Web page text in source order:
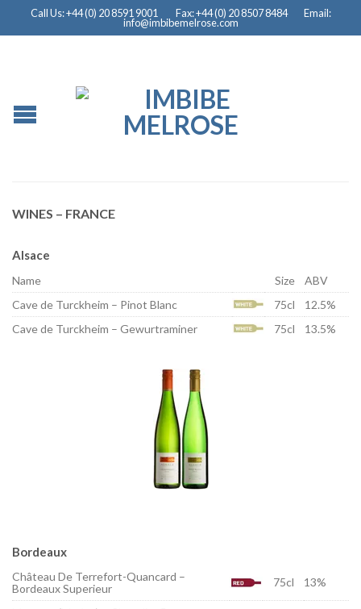
Call Us: +44 (0) 20 8591 9001 Fax: +44 (0) 20 8507 8484 Email:
info@imbibemelrose.com
WINES – FRANCE
Alsace
Name Size
ABV
Cave de Turckheim – Pinot Blanc
75cl
12.5%
Cave de Turckheim – Gewurtraminer
75cl 13.5%
Bordeaux
Château De Terrefort-Quancard –
Bordeaux Superieur
75cl 13%